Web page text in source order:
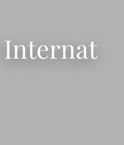
Internat